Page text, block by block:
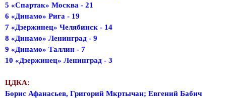
5 «Спартак» Москва - 21
6 «Динамо» Рига - 19
7 «Дзержинец» Челябинск - 14
8 «Динамо» Ленинград - 9
9 «Динамо» Таллин - 7
10 «Дзержинец» Ленинград - 3
ЦДКА:
Борис Афанасьев, Григорий Мкртычан; Евгений Бабич